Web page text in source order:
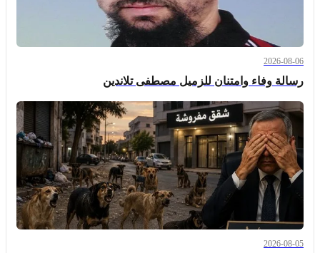
2026-08-06
رسالة وفاء وامتنان للزميل مصطفى تلاندين
2026-08-05